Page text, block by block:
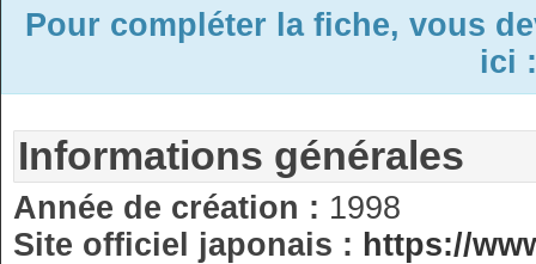
Pour compléter la fiche, vous
ici
Informations générales
Année de création : 1998
Site officiel japonais : https://